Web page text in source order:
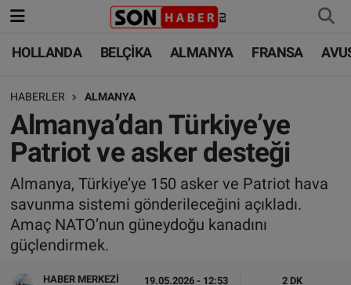
HOLLANDA BELÇİKA ALMANYA FRANSA
HABERLER ALMANYA
Almanya’dan Türkiye’ye
Patriot ve asker desteği
Almanya, Türkiye’ye 150 asker ve Patriot hava
savunma sistemi gönderileceğini açıkladı.
Amaç NATO’nun güneydoğu kanadını
güçlendirmek.
HABER MERKEZI 19.05.2026 - 12:53 2 DK
HOLLANDA
BELÇİKA
ALMANYA
FRANSA
AVUSTURYA
HOLLANDA
BELÇİKA
ALMANYA
TÜRKİYE
DÜNYA
Nöbetçi Eczaneler
Hava Durumu
Trafik Durumu
Süper Lig Puan Durumu ve Fikstür
Tüm Manşetler